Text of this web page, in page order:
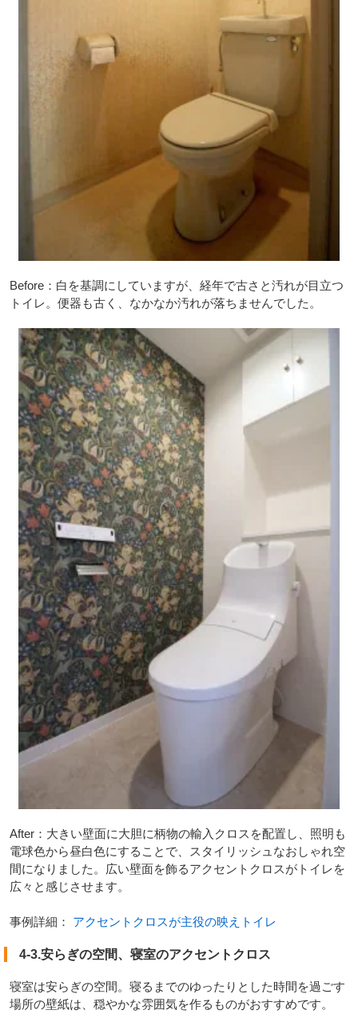
Before：白を基調にしていますが、経年で古さと汚れが目立つ
トイレ。便器も古く、なかなか汚れが落ちませんでした。
After：大きい壁面に大胆に柄物の輸入クロスを配置し、照明も
電球色から昼白色にすることで、スタイリッシュなおしゃれ空
間になりました。広い壁面を飾るアクセントクロスがトイレを
広々と感じさせます。
事例詳細： アクセントクロスが主役の映えトイレ
4-3.安らぎの空間、寝室のアクセントクロス
寝室は安らぎの空間。寝るまでのゆったりとした時間を過ごす
場所の壁紙は、穏やかな雰囲気を作るものがおすすめです。